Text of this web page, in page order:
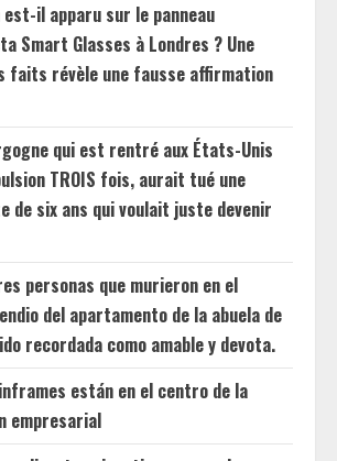
il apparu sur le panneau
Smart Glasses à Londres ? Une
faits révèle une fausse affirmation
qui est rentré aux États-Unis
TROIS fois, aurait tué une
de six ans qui voulait juste devenir
personas que murieron en el
del apartamento de la abuela de
recordada como amable y devota.
están en el centro de la
empresarial